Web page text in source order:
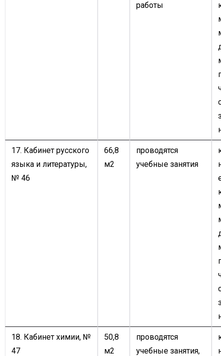
работы
17. Кабинет русского
языка и литературы,
№ 46
66,8
м2
проводятся
учебные занятия
18. Кабинет химии, №
47
50,8
м2
проводятся
учебные занятия,